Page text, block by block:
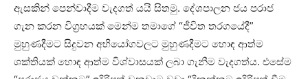
ඇසකින් පෙන්වාදීම වැදගත් යයි සිතමු. දේශපාලන ජය පරාජ
ගැන කරන විග්‍රහයක්‌ මෙන්ම තමාගේ “ජීවිත තරගයේදී”
මුහුණදීමට සිදුවන අභියෝගවලට මුහුණදීමට හොඳ ආත්ම
ශක්‌තියක්‌ හොඳ ආත්ම විශ්වාසයක්‌ ලබා ගැනීම වැදගත්ය. එසේම